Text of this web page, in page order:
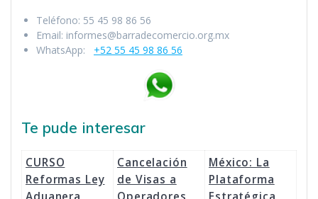
Teléfono: 55 45 98 86 56
Email: informes@barradecomercio.org.mx
WhatsApp: +52 55 45 98 86 56
Te pude interesar
CURSO
Reformas Ley
Cancelación
de Visas a
México: La
Plataforma